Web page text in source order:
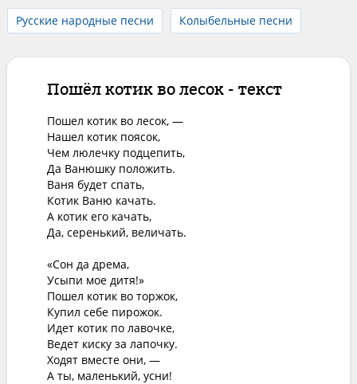
Русские народные песни
Колыбельные песни
Пошёл котик во лесок - текст
Пошел котик во лесок, —
Нашел котик поясок,
Чем люлечку подцепить,
Да Ванюшку положить.
Ваня будет спать,
Котик Ваню качать.
А котик его качать,
Да, серенький, величать.
«Сон да дрема,
Усыпи мое дитя!»
Пошел котик во торжок,
Купил себе пирожок.
Идет котик по лавочке,
Ведет киску за лапочку.
Ходят вместе они, —
А ты, маленький, усни!